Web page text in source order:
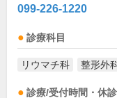
099-226-1220
診療科目
リウマチ科 整形外
診療/受付時間・休診